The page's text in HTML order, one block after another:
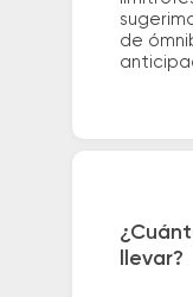
de
llevar?